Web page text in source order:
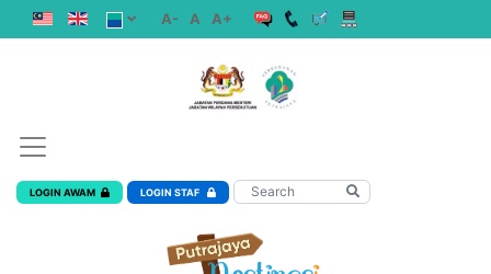
A- A A+
LOGIN AWAM LOGIN STAF